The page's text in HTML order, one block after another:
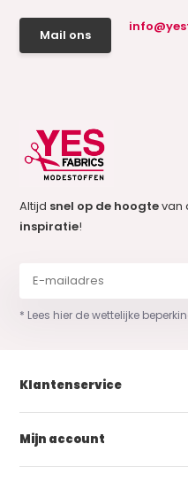
Mail ons
Altijd snel op de hoogtevan
inspiratie!
* Lees hier de wettelijke
Klantenservice
Mijn account